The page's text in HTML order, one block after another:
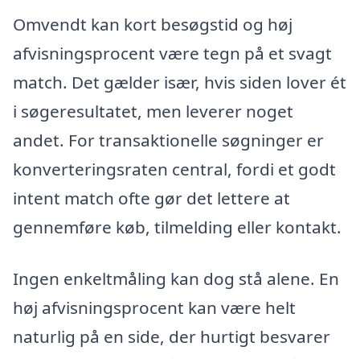
Omvendt kan kort besøgstid og høj
afvisningsprocent være tegn på et svagt
match. Det gælder især, hvis siden lover ét
i søgeresultatet, men leverer noget
andet. For transaktionelle søgninger er
konverteringsraten central, fordi et godt
intent match ofte gør det lettere at
gennemføre køb, tilmelding eller kontakt.
Ingen enkeltmåling kan dog stå alene. En
høj afvisningsprocent kan være helt
naturlig på en side, der hurtigt besvarer